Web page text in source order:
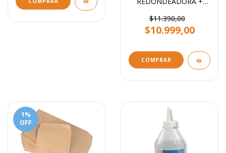
$11.390,00
$10.999,00
1%
OFF